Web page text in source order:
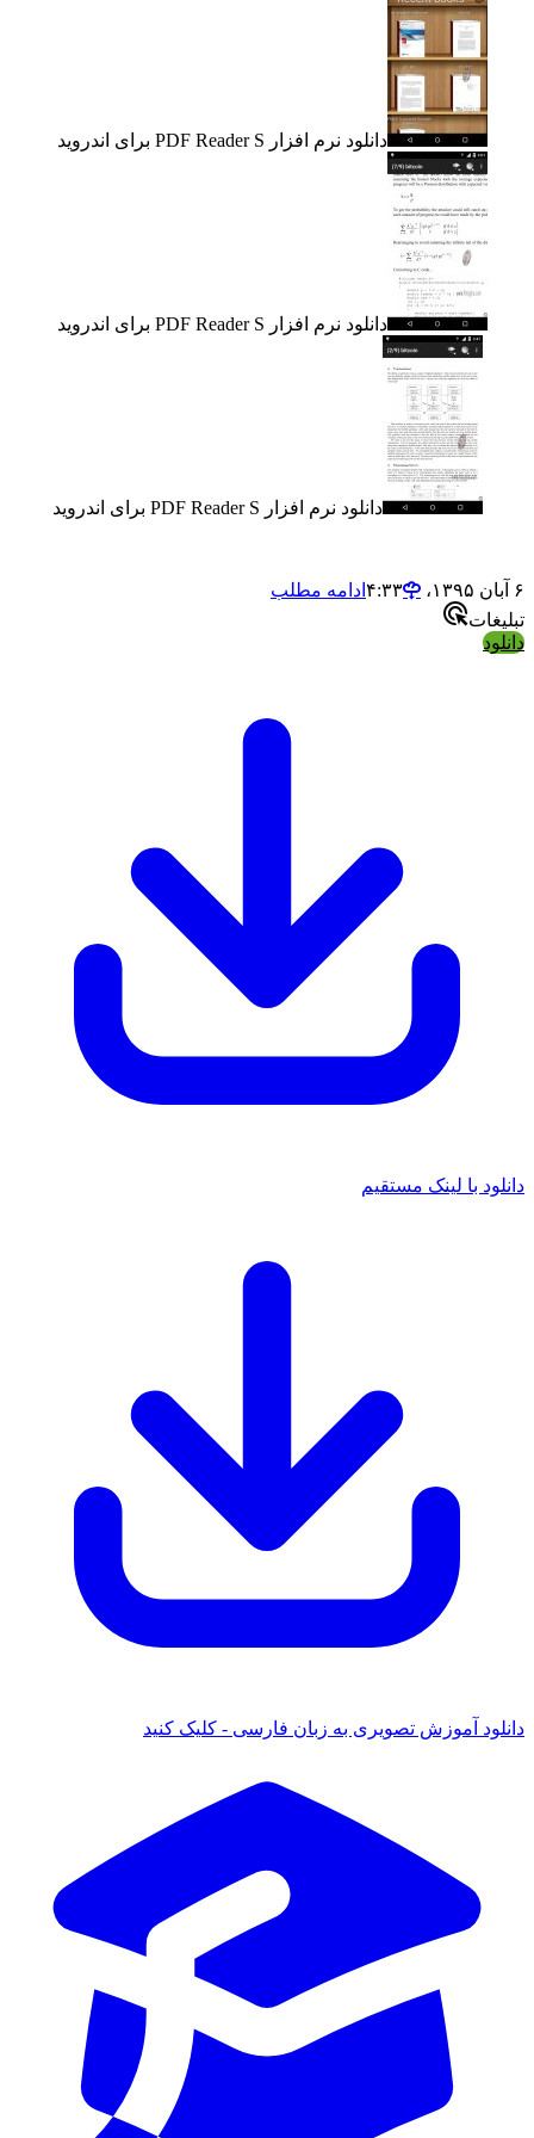
دانلود نرم افزار PDF Reader S برای اندروید
دانلود نرم افزار PDF Reader S برای اندروید
دانلود نرم افزار PDF Reader S برای اندروید
ادامه مطلب
با لینک مستقیم
آموزش تصویری به زبان فارسی - کلیک کنید